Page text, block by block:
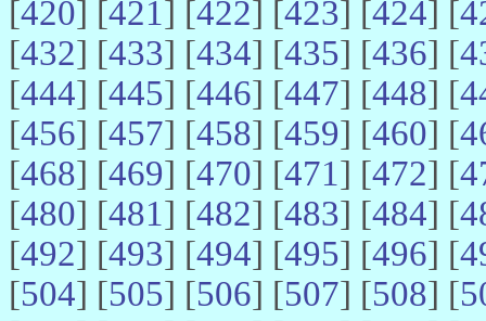
[420] [421] [422] [423] [424] [
[432] [433] [434] [435] [436] [
[444] [445] [446] [447] [448] [
[456] [457] [458] [459] [460] [
[468] [469] [470] [471] [472] [
[480] [481] [482] [483] [484] [
[492] [493] [494] [495] [496] [
[504] [505] [506] [507] [508] [